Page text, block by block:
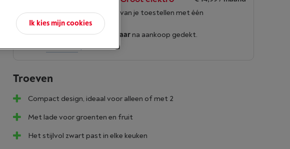
Verleng de levensduur van je toestellen met één
abonnement
Dit product wordt
10 jaarna aankoop gedekt.
Meer info
Troeven
Compact design, ideaal voor alleen of met 2
Met lade voor groenten en fruit
Het stijlvol zwart past in elke keuken
Ik kies mijn cookies